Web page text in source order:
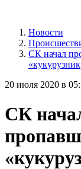
Новости
СК начал
20 июля 2020 в
СК